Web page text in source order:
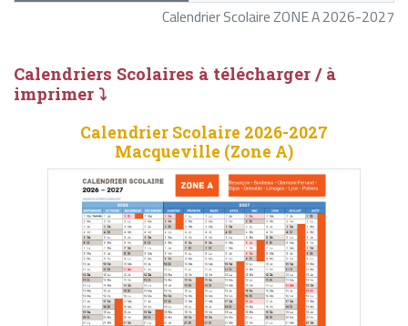
Calendrier Scolaire ZONE A 2026-2027
Calendriers Scolaires à télécharger / à
imprimer ⤵
Calendrier Scolaire 2026-2027
Macqueville (Zone A)